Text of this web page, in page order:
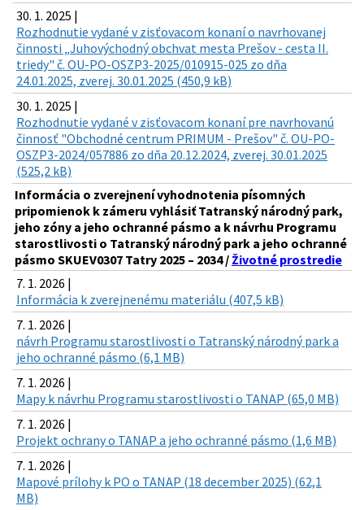
30. 1. 2025 |
Rozhodnutie vydané v zisťovacom konaní o navrhovanej
činnosti „Juhovýchodný obchvat mesta Prešov - cesta II.
triedy" č. OU-PO-OSZP3-2025/010915-025 zo dňa
24.01.2025, zverej. 30.01.2025 (450,9 kB)
30. 1. 2025 |
Rozhodnutie vydané v zisťovacom konaní pre navrhovanú
činnosť "Obchodné centrum PRIMUM - Prešov" č. OU-PO-
OSZP3-2024/057886 zo dňa 20.12.2024, zverej. 30.01.2025
(525,2 kB)
Informácia o zverejnení vyhodnotenia písomných
pripomienok k zámeru vyhlásiť Tatranský národný park,
jeho zóny a jeho ochranné pásmo a k návrhu Programu
starostlivosti o Tatranský národný park a jeho ochranné
pásmo SKUEV0307 Tatry 2025 – 2034 / Životné prostredie
7. 1. 2026 |
Informácia k zverejnenému materiálu (407,5 kB)
7. 1. 2026 |
návrh Programu starostlivosti o Tatranský národný park a
jeho ochranné pásmo (6,1 MB)
7. 1. 2026 |
Mapy k návrhu Programu starostlivosti o TANAP (65,0 MB)
7. 1. 2026 |
Projekt ochrany o TANAP a jeho ochranné pásmo (1,6 MB)
7. 1. 2026 |
Mapové prílohy k PO o TANAP (18 december 2025) (62,1
MB)